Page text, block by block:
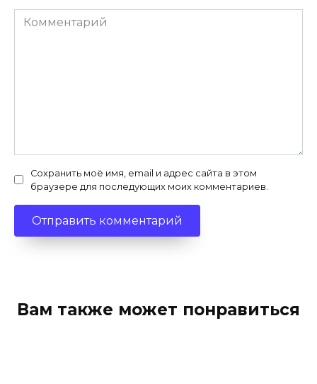
Комментарий
Сохранить моё имя, email и адрес сайта в этом
браузере для последующих моих комментариев.
Вам также может понравиться